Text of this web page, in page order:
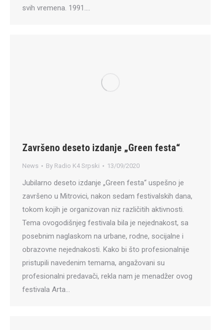
svih vremena. 1991.…
Završeno deseto izdanje „Green festa“
News By Radio K4 Srpski 13/09/2020
Jubilarno deseto izdanje „Green festa“ uspešno je
završeno u Mitrovici, nakon sedam festivalskih dana,
tokom kojih je organizovan niz različitih aktivnosti.
Tema ovogodišnjeg festivala bila je nejednakost, sa
posebnim naglaskom na urbane, rodne, socijalne i
obrazovne nejednakosti. Kako bi što profesionalnije
pristupili navedenim temama, angažovani su
profesionalni predavači, rekla nam je menadžer ovog
festivala Arta…